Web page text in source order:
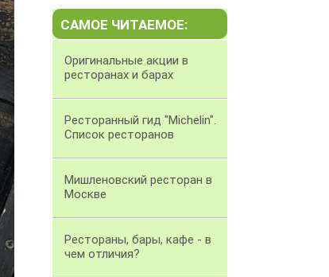
САМОЕ ЧИТАЕМОЕ:
Оригинальные акции в
ресторанах и барах
Ресторанный гид "Michelin".
Список ресторанов
Мишленовский ресторан в
Москве
Рестораны, бары, кафе - в
чем отличия?